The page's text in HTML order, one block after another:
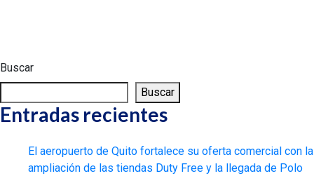
Buscar
Buscar
Entradas recientes
El aeropuerto de Quito fortalece su oferta comercial con la
ampliación de las tiendas Duty Free y la llegada de Polo